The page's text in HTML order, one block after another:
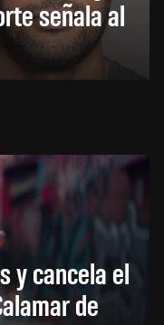
señala al
y cancela el
de